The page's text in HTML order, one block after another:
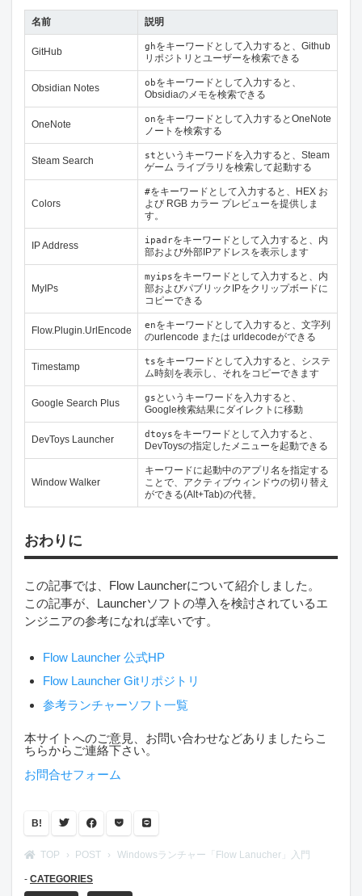
名前 説明
GitHub ghをキーワードとして入力すると、Github
リポジトリとユーザーを検索できる
Obsidian Notes obをキーワードとして入力すると、
Obsidiaのメモを検索できる
OneNote onをキーワードとして入力するとOneNote
ノートを検索する
Steam Search st というキーワードを入力すると、Steam
ゲーム ライブラリを検索して起動する
Colors
#をキーワードとして入力すると、HEX お
よび RGB カラー プレビューを提供しま
す。
IP Address ipadrをキーワードとして入力すると、内
部および外部IPアドレスを表示します
MyIPs
myipsをキーワードとして入力すると、内
部およびパブリックIPをクリップボードに
コピーできる
Flow.Plugin.UrlEncode enをキーワードとして入力すると、文字列
のurlencode または urldecodeができる
Timestamp tsをキーワードとして入力すると、システ
ム時刻を表示し、それをコピーできます
Google Search Plus gs というキーワードを入力すると、
Google検索結果にダイレクトに移動
DevToys Launcher dtoysをキーワードとして入力すると、
DevToysの指定したメニューを起動できる
Window Walker
キーワードに起動中のアプリ名を指定する
ことで、アクティブウィンドウの切り替え
ができる(Alt+Tab)の代替。
おわりに
この記事では、Flow Launcherについて紹介しました。
この記事が、Launcherソフトの導入を検討されているエ
ンジニアの参考になれば幸いです。
Flow Launcher 公式HP
Flow Launcher Gitリポジトリ
参考ランチャーソフト一覧
本サイトへのご意見、お問い合わせなどありましたらこ
ちらからご連絡下さい。
お問合せフォーム
B!
TOP POST Windowsランチャー「Flow Lanucher」入門
CATEGORIES